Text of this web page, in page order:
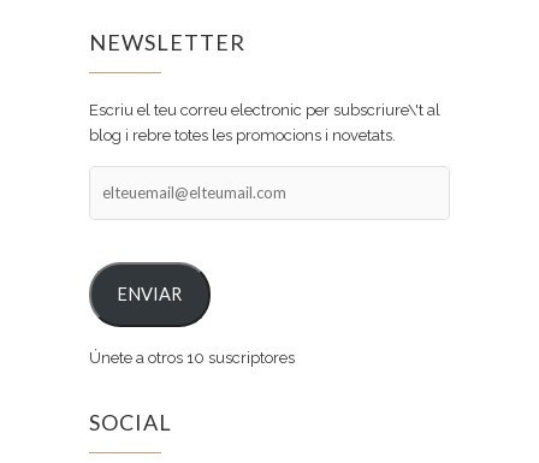
NEWSLETTER
Escriu el teu correu electronic per subscriure\'t al
blog i rebre totes les promocions i novetats.
ENVIAR
Únete a otros 10 suscriptores
SOCIAL